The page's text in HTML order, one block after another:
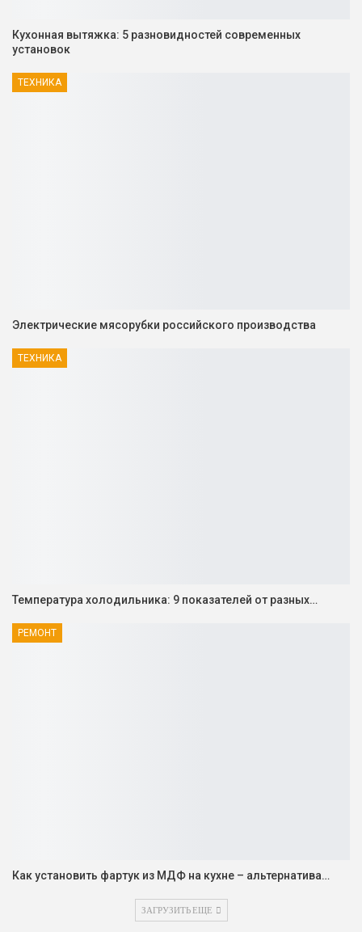
Кухонная вытяжка: 5 разновидностей современных
установок
ТЕХНИКА
Электрические мясорубки российского производства
ТЕХНИКА
Температура холодильника: 9 показателей от разных…
РЕМОНТ
Как установить фартук из МДФ на кухне – альтернатива…
ЗАГРУЗИТЬ ЕЩЕ